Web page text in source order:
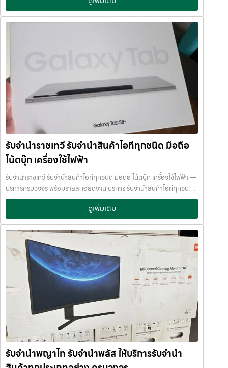
ลาดพร้าวโชคชัย4 ลาดปลาเค้า รัชดาซอย หรือใกล้แยกสีลม ช่องนนทรี
บางนา เมกาบางนา บางแค เดอะมอลล์บางแค รามอินทรา กม.8 หรือใกล้
โชว์รูมแจ้งวัฒนะ — เราพร้อมให้บริการถึงที่ บริการรับจำนำสินค้าที่ให้
บริการ ที่ รับจำนำพลัส เรามีบริการครอบคลุมหลากหลายประเภทสินค้าที่
ลูกค้าต้องการจำนำ ดังนี้: รับจำนำ โทรศัพท์มือถือ / สมาร์ตโฟน (iPhone,
Samsung, Huawei, Oppo ฯลฯ) รับจำนำ โน้ตบุ๊ก / คอมพิวเตอร์ /
แล็ปท็อป รับจำนำ แท็บเล็ต / iPad รับจำนำ เครื่องใช้ไฟฟ้าเล็ก / เครื่องใช้
ไฟฟ้าภายในบ้าน รับจำนำ กล้องถ่ายรูป / กล้องดิจิตอล / อุปกรณ์ถ่ายภาพ
รับจำนำ ของสะสม / ของมีค่าอื่น ๆ บริการแต่ละประเภท ประเมินราคาตาม
สภาพสินค้า รุ่น ยี่ห้อ อายุการใช้งาน เราให้ราคาสูง พร้อมจ่ายเงินสดทันใจ
ความปลอดภัย และการดูแล ระบบกล้องวงจรปิด CCTV ทุกมุม ห้องนิรภัย
/ ตู้นิรภัย พนักงานผ่านการฝึกอบรม ประกันความเสียหาย / ความสูญหาย
บันทึกข้อมูลลูกค้าเป็นความลับ คำแนะนำสำหรับผู้ใช้บริการ เก็บสลิป /
เอกสารสัญญาอย่างดี อย่าเสียบแบตเตอรี่นานนับเดือน ไถ่ถอนก่อนหมด
กำหนด ติดต่อเราได้ทันทีหากมีปัญหา ลิงก์ที่เกี่ยวข้อง รับจำนำสามย่าน
มิตรทาวน์ รับจำนำสามย่านมิตรทาวน์
สูง รับจำนำจุฬาลงกรณ์มหาวิทยาลัย — รับจำนำพลัส ให้บริการรับจำนำ
สินค้าทุกประเภทอย่าง ครบวงจร รับจำนำจุฬาลงกรณ์มหาวิทยาลัย รับ
จำนำพลัส ให้บริการรับจำนำสินค้าทุกประเภทอย่าง ครบวงจร จ่ายเงินสด
ทันที ไม่รอนาน รับจำนำจุฬาลงกรณ์มหาวิทยาลัย จ่ายเงินสดทันที ไม่รอ
กรุงเทพฯ โทรศัพท์ มือถือ โน้ตบุ๊ก เครื่องใช้ไฟฟ้า และสินทรัพย์มีค่าอื่น ๆ
ทำไมเลือก รับจำนำพลัส (JumnumPlus) เมื่อคุณต้องการเงินด่วน เราที่
รับจำนำพลัส ให้บริการรับจำนำสินค้าทุกประเภทอย่างครบวงจร — ไม่ว่าจะ
เป็น โทรศัพท์มือถือ โน้ตบุ๊ก เครื่องใช้ไฟฟ้า หรือ สินทรัพย์มีค่าอื่น ๆ —
พร้อมประเมินราคาอย่างเป็นธรรม ให้ราคาสูง และจ่ายเงินสดรวดเร็วภายใน
ไม่กี่นาที เรามีมาตรฐานการให้บริการที่ โปร่งใส ปลอดภัย เชื่อถือได้ การดูแล
สินค้าทุกชิ้นอย่างดี ภายในสถานที่ที่มีระบบรักษาความปลอดภัยครบครัน
ทีมงานเชี่ยวชาญ พร้อมให้คำปรึกษาอย่างมืออาชีพ คุณได้รับเงินจริงทันที
ไม่ต้องรอนาน การบริการของเราออกแบบมาเพื่อตอบโจทย์ลูกค้าที่ต้องการ
เงินด่วนโดยไม่ต้องขายสินทรัพย์ เราเข้าใจความรู้สึกของลูกค้า เรารักษา
ความลับ และพยายามให้บริการด้วยความอ่อนโยน สุจริต และไว้วางใจได้
พื้นที่บริการของ รับจำนำพลัส เพื่อให้ครอบคลุมกลุ่มลูกค้าในหลายเขต
กรุงเทพฯ เรามีจุดบริการในหลายพื้นที่สำคัญดังนี้: เขต ลาดพร้าว เขต
แจ้งวัฒนะ เขต สีลม เขต รัชดา เขต บางแค เขต รามอินทรา เขต บางนา ไม่ว่า
คุณอยู่ในซอย ลาดพร้าวโชคชัย4 ลาดปลาเค้า รัชดาซอย หรือใกล้แยกสีลม
ช่องนนทรี บางนา เมกาบางนา บางแค เดอะมอลล์บางแค รามอินทรา กม.8
หรือใกล้โชว์รูมแจ้งวัฒนะ — เราพร้อมให้บริการถึงที่ บริการรับจำนำสินค้าที่
ให้บริการ ที่ รับจำนำพลัส เรามีบริการครอบคลุมหลากหลายประเภทสินค้าที่
ลูกค้าต้องการจำนำ ดังนี้: รับจำนำ โทรศัพท์มือถือ / สมาร์ตโฟน (iPhone,
Samsung, Huawei, Oppo ฯลฯ) รับจำนำ โน้ตบุ๊ก / คอมพิวเตอร์ /
แล็ปท็อป รับจำนำ แท็บเล็ต / iPad รับจำนำ เครื่องใช้ไฟฟ้าเล็ก / เครื่องใช้
ไฟฟ้าภายในบ้าน รับจำนำ กล้องถ่ายรูป / กล้องดิจิตอล / อุปกรณ์ถ่ายภาพ
รับจำนำ ของสะสม / ของมีค่าอื่น ๆ บริการแต่ละประเภท ประเมินราคาตาม
สภาพสินค้า รุ่น ยี่ห้อ อายุการใช้งาน เราให้ราคาสูง พร้อมจ่ายเงินสดทันใจ
ความปลอดภัย และการดูแล ระบบกล้องวงจรปิด CCTV ทุกมุม ห้องนิรภัย
/ ตู้นิรภัย พนักงานผ่านการฝึกอบรม ประกันความเสียหาย / ความสูญหาย
บันทึกข้อมูลลูกค้าเป็นความลับ คำแนะนำสำหรับผู้ใช้บริการ เก็บสลิป /
เอกสารสัญญาอย่างดี อย่าเสียบแบตเตอรี่นานนับเดือน ไถ่ถอนก่อนหมด
กำหนด ติดต่อเราได้ทันทีหากมีปัญหา ลิงก์ที่เกี่ยวข้อง รับจำนำจุฬาลงกรณ์
รับจำนำราชเทวี รับจำนำสินค้าไอทีทุกชนิด มือถือ
โน้ตบุ๊ก เครื่องใช้ไฟฟ้า
รับจำนำราชเทวี รับจำนำสินค้าไอทีทุกชนิด มือถือ โน้ตบุ๊ก เครื่องใช้ไฟฟ้า —
บริการครบวงจร พร้อมรายละเอียดงาน บริการ รับจำนำสินค้าไอทีทุกชนิด
พร้อมให้บริการในเขต ลาดพร้าว แจ้งวัฒนะ สีลม รัชดา บางแค รามอินทรา
บางนา ด้วยมาตรฐาน รวดเร็ว ปลอดภัย ให้ราคาสูง รับจำนำราชเทวี — รับ
จำนำสินค้าไอทีทุกชนิด มือถือ โน้ตบุ๊ก เครื่องใช้ไฟฟ้า รับจำนำราชเทวี รับ
จำนำสินค้าไอทีทุกชนิด มือถือ โน้ตบุ๊ก เครื่องใช้ไฟฟ้า รับจำนำพลัส เงินด่วน
ทันใจ ของมีค่าปลอดภัย ให้ราคาสูง พร้อมบริการถึงที่ รับจำนำราชเทวี รับ
จำนำพลัส เงินด่วนทันใจ ของมีค่าปลอดภัย ให้ราคาสูง พร้อมบริการถึงที่
จำนำพลัส JumnumPlus.com บริการรับจำนำที่เชื่อถือได้ในกรุงเทพฯ
โทรศัพท์ มือถือ โน้ตบุ๊ก เครื่องใช้ไฟฟ้า และสินทรัพย์มีค่าอื่น ๆ ทำไมเลือก
รับจำนำพลัส (JumnumPlus) เมื่อคุณต้องการเงินด่วน เราที่ รับจำนำ
พลัส ให้บริการรับจำนำสินค้าทุกประเภทอย่างครบวงจร — ไม่ว่าจะเป็น
โทรศัพท์มือถือ โน้ตบุ๊ก เครื่องใช้ไฟฟ้า หรือ สินทรัพย์มีค่าอื่น ๆ — พร้อม
ประเมินราคาอย่างเป็นธรรม ให้ราคาสูง และจ่ายเงินสดรวดเร็วภายในไม่กี่
นาที เรามีมาตรฐานการให้บริการที่ โปร่งใส ปลอดภัย เชื่อถือได้ การดูแล
สินค้าทุกชิ้นอย่างดี ภายในสถานที่ที่มีระบบรักษาความปลอดภัยครบครัน
ทีมงานเชี่ยวชาญ พร้อมให้คำปรึกษาอย่างมืออาชีพ คุณได้รับเงินจริงทันที
ไม่ต้องรอนาน การบริการของเราออกแบบมาเพื่อตอบโจทย์ลูกค้าที่ต้องการ
ดูเพิ่มเติม
รับจำนำพญาไท รับจำนำพลัส ให้บริการรับจำนำ